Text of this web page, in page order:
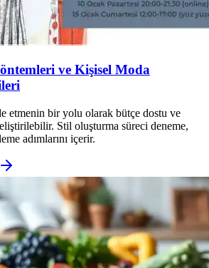
ve Kişisel Moda
etmenin bir yolu olarak bütçe dostu ve
Stil oluşturma süreci deneme,
adımlarını içerir.